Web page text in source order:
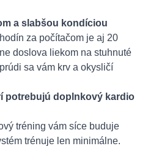
a slabšou kondíciou
za počítačom je aj 20
doslova liekom na stuhnuté
sa vám krv a okysličí
potrebujú doplnkový kardio
tréning vám síce buduje
trénuje len minimálne.